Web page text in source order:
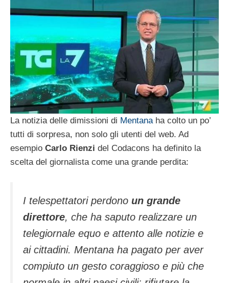
La notizia delle dimissioni di Mentanaha colto un po’
tutti di sorpresa, non solo gli utenti del web. Ad
esempio Carlo Rienzi del Codacons ha definito la
scelta del giornalista come una grande perdita:
I telespettatori perdono un grande
direttore, che ha saputo realizzare un
telegiornale equo e attento alle notizie e
ai cittadini. Mentana ha pagato per aver
compiuto un gesto coraggioso e più che